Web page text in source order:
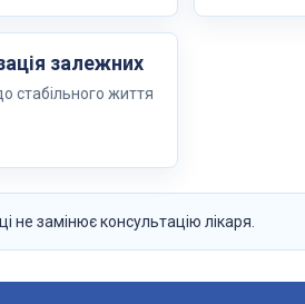
залежних
стабільного життя
не замінює консультацію лікаря.